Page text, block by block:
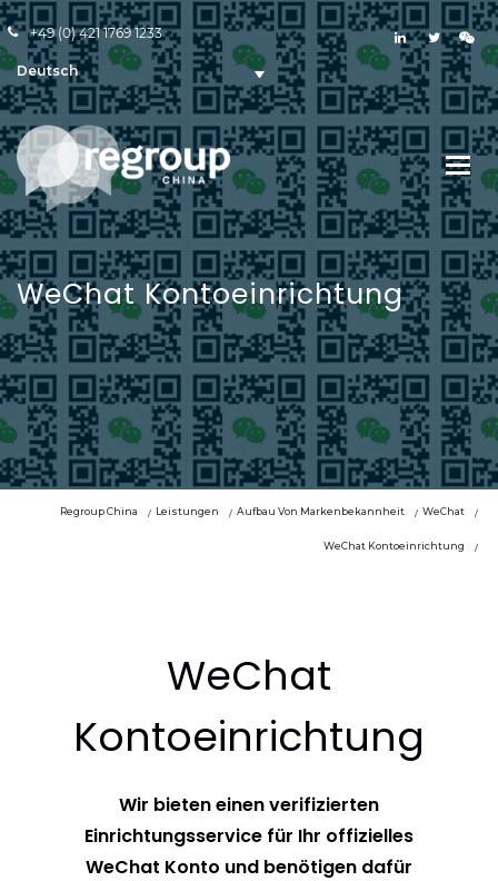
+49 (0) 421 1769 1233
Deutsch
WeChat Kontoeinrichtung
Regroup China Leistungen Aufbau Von Markenbekannheit WeChat
WeChat Kontoeinrichtung
WeChat
Kontoeinrichtung
Wir bieten einen verifizierten
Einrichtungsservice für Ihr offizielles
WeChat Konto und benötigen dafür